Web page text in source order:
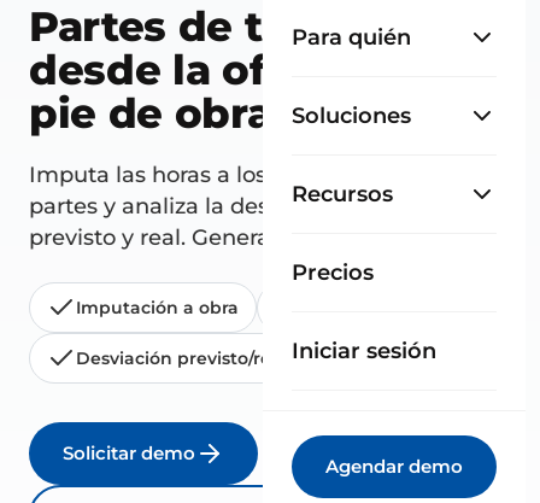
Para quién
Soluciones
Recursos
Precios
Iniciar sesión
Agendar demo
Partes de trabajo
desde la oficina o a
pie de obra
Imputa las horas a los proyectos, valida los
partes y analiza la desviación entre tiempo
previsto y real. Genera facturas en un clic.
Imputación a obra
Desviación previsto/real Facturación
Solicitar demo